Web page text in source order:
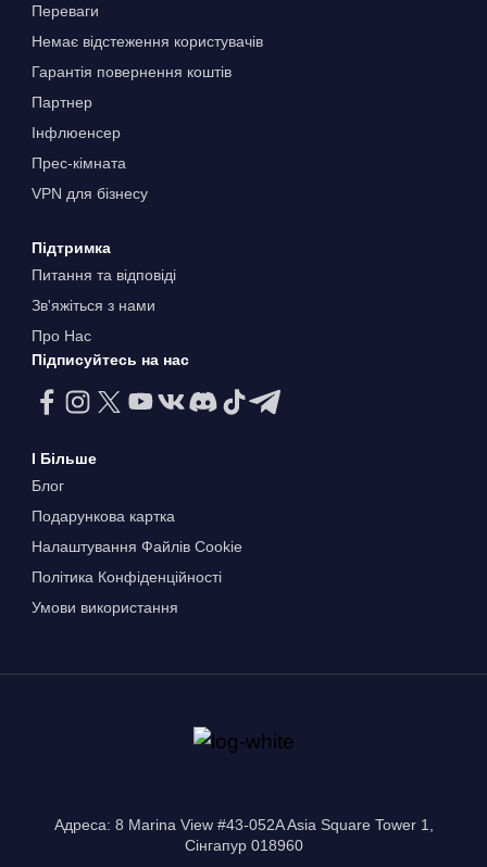
Переваги
Немає відстеження користувачів
Гарантія повернення коштів
Партнер
Інфлюенсер
Прес-кімната
VPN для бізнесу
Підтримка
Питання та відповіді
Зв'яжіться з нами
Про Нас
Підписуйтесь на нас
І Більше
Блог
Подарункова картка
Налаштування Файлів Сookie
Політика Конфіденційності
Умови використання
Адреса: 8 Marina View #43-052A Asia Square Tower 1,
Сінгапур 018960